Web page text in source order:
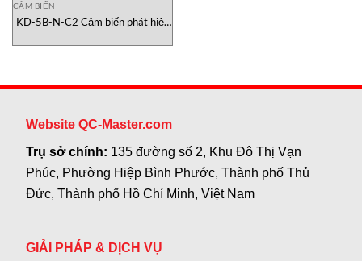
CẢM BIẾN
KD-5B-N-C2 Cảm biến phát hiện
Website QC-Master.com
Trụ sở chính: 135 đường số 2, Khu Đô Thị Vạn
Phúc, Phường Hiệp Bình Phước, Thành phố Thủ
Đức, Thành phố Hồ Chí Minh, Việt Nam
GIẢI PHÁP & DỊCH VỤ